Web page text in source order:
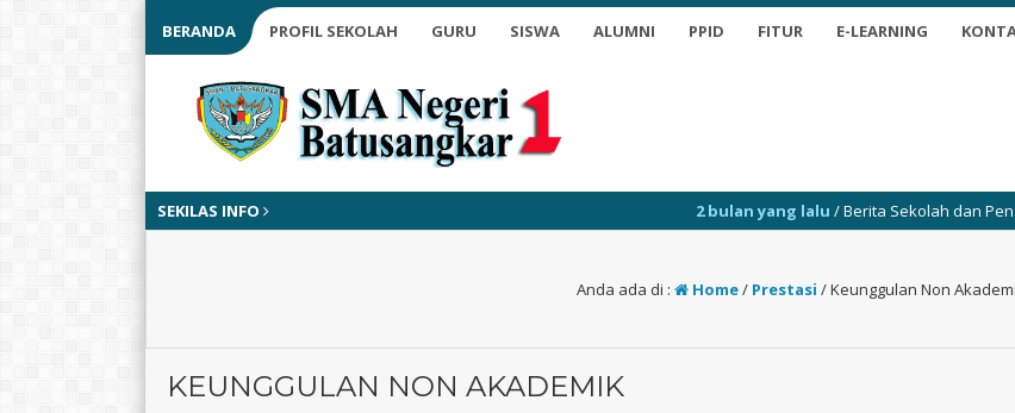
BERANDA PROFIL SEKOLAH GURU SISWA ALUMNI PPID FITUR E-LEARNING
SEKILAS INFO 2 bulan yang lalu/ Berita Sekolah dan Pengumuman
Anda ada di : Home/ Prestasi /Keunggulan Non
KEUNGGULAN NON AKADEMIK